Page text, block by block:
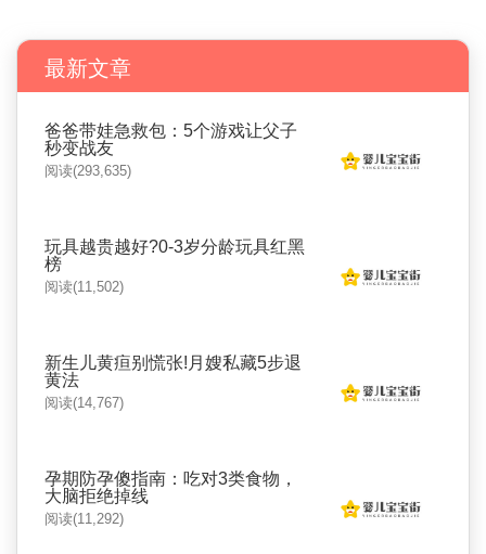
最新文章
爸爸带娃急救包：5个游戏让父子
秒变战友
阅读(293,635)
玩具越贵越好?0-3岁分龄玩具红黑
榜
阅读(11,502)
新生儿黄疸别慌张!月嫂私藏5步退
黄法
阅读(14,767)
孕期防孕傻指南：吃对3类食物，
大脑拒绝掉线
阅读(11,292)